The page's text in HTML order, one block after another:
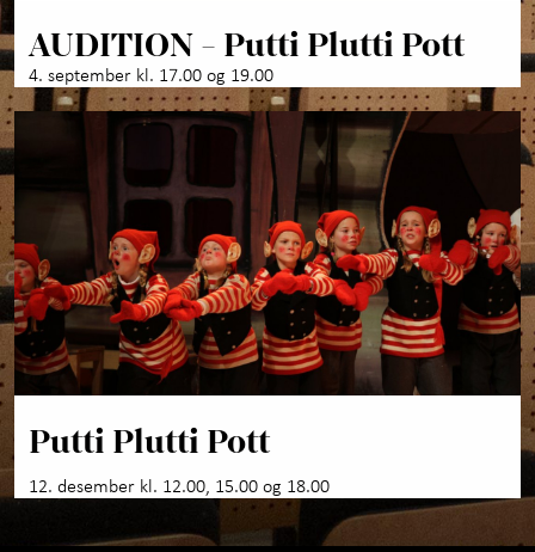
AUDITION - Putti Plutti Pott
4. september kl. 17.00 og 19.00
Putti Plutti Pott
12. desember kl. 12.00, 15.00 og 18.00